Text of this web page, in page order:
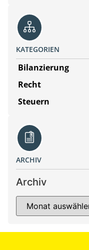
KATEGORIEN
Bilanzierung
Recht
Steuern
ARCHIV
Archiv